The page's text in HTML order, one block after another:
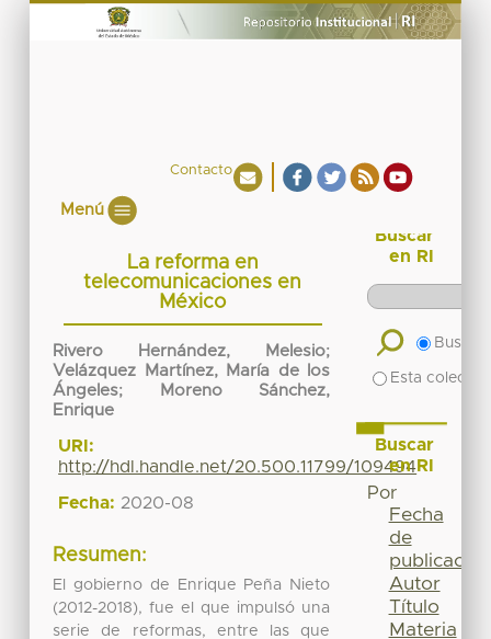
Contacto
Menú
La reforma en
telecomunicaciones en
México
Rivero Hernández, Melesio;
Velázquez Martínez, María de los
Ángeles;
Moreno Sánchez,
Enrique
URI:
http://hdl.handle.net/20.500.11799/109494
Fecha: 2020-08
Resumen:
El gobierno de Enrique Peña Nieto
(2012-2018), fue el que impulsó una
serie de reformas, entre las que
Buscar
en RI
Buscar
Esta
Buscar
en RI
Por
Fecha
de
publicación
Autor
Título
Materia